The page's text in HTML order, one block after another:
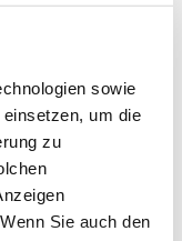
sowie
um die
zu
Sie auch den
Fäth
Daniel Mund
eine
ein Bett